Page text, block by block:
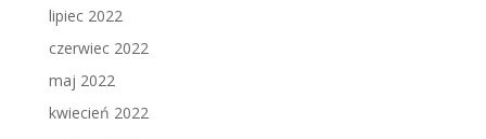
lipiec 2022
czerwiec 2022
maj 2022
kwiecień 2022